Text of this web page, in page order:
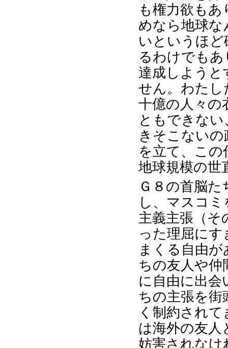
も権力欲も
めなら地球
いというほ
るわけでも
達成しよう
せん。わたし
十億の人々の
ともできな
きそこない
を立て、こ
地球規模の世
Ｇ８の首脳
し、マスコ
主義主張（そ
った理屈に
まくる自由
ちの友人や仲
に自由に出会
ちの主張を街
く制約され
は海外の友人
妨害されな